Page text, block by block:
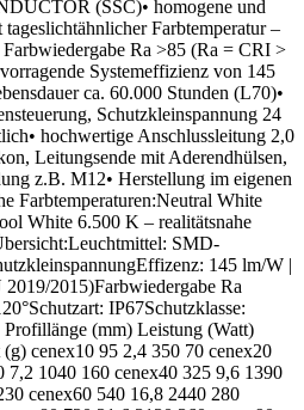
(SSC)• homogene und
Farbtemperatur –
Farbwiedergabe Ra >85 (Ra = CRI >
Systemeffizienz von 145
ca. 60.000 Stunden (L70)•
Schutzkleinspannung 24
hochwertige Anschlussleitung 2,0
Leitungsende mit Aderendhülsen,
z.B. M12• Herstellung im eigenen
Farbtemperaturen:Neutral White
White 6.500 K – realitätsnahe
SMD-
145 lm/W |
2015)Farbwiedergabe Ra
IP67Schutzklasse:
(mm) Leistung (Watt)
cenex10 95 2,4 350 70 cenex20
7,2 1040 160 cenex40 325 9,6 1390
cenex60 540 16,8 2440 280